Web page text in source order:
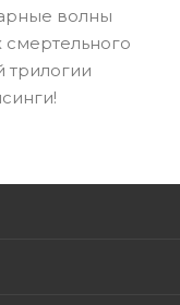
волны
смертельного
трилогии